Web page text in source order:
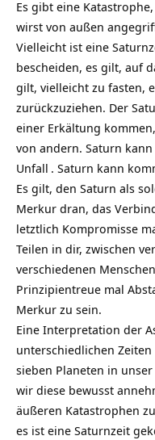
Es gibt eine
wirst von außen
Vielleicht ist eine
bescheiden, es gilt, auf
gilt, vielleicht zu fasten,
zurückzuziehen. Der
einer Erkältung
von andern. Saturn
Unfall . Saturn kann
Es gilt, den Saturn als
Merkur dran, das
letztlich Kompromisse
Teilen in dir, zwischen
verschiedenen
Prinzipientreue mal
Merkur zu sein.
Eine Interpretation der
unterschiedlichen
sieben Planeten in
wir diese bewusst
äußeren Katastrophen
es ist eine Saturnzeit